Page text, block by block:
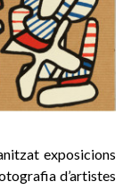
exposicions
d’artistes